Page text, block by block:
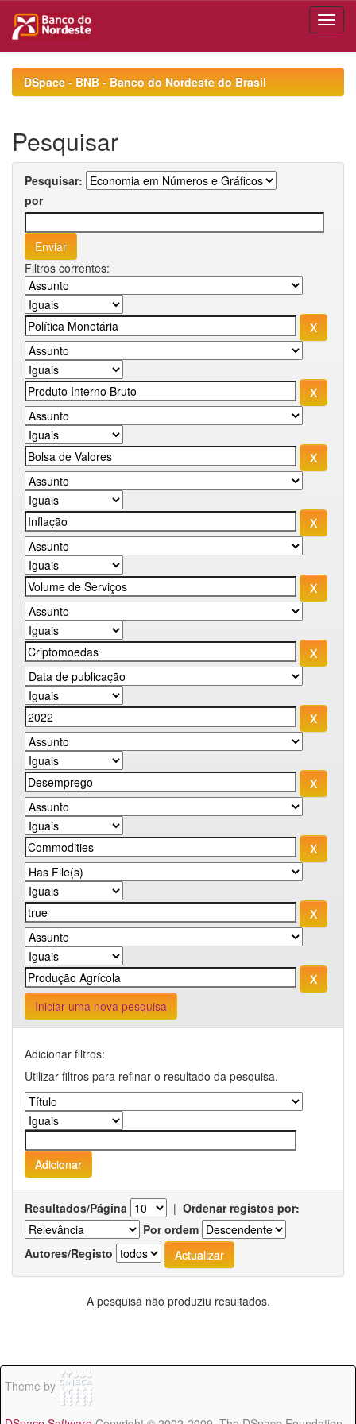
navigationDSpace - BNB - Banco do Nordeste do Brasil
Pesquisar
Pesquisar:
por
Filtros correntes:
Iniciar uma nova pesquisa
Adicionar filtros:
Utilizar filtros para refinar o resultado da pesquisa.
Resultados/Página | Ordenar registos por:
Por ordem
Autores/Registo
A pesquisa não produziu resultados.
Theme by